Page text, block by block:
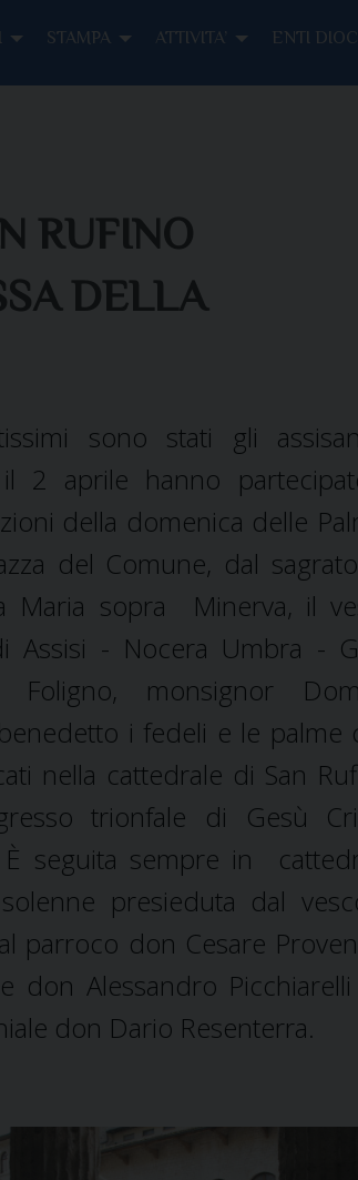
STAMPA ATTIVITA’ ENTI
RUFINO
DELLA
sono stati gli
2 aprile hanno
della domenica delle
del Comune, dal
Maria sopra Minerva, il
Assisi - Nocera Umbra -
monsignor
i fedeli e le palme
nella cattedrale di San
trionfale di Gesù
È seguita sempre in
presieduta dal
parroco don Cesare
don Alessandro
don Dario Resenterra.